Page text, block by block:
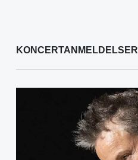
KONCERTANMELDELSER